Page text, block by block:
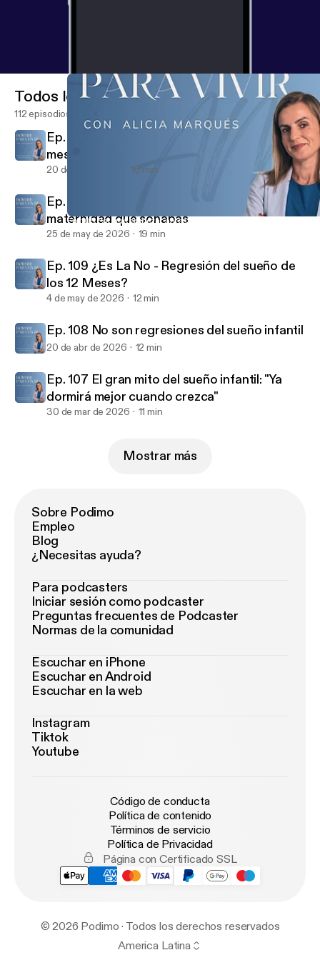
Ep. 105 Por qué empezar antes de los 6 meses te ahorra la
Dormir para Vivir
Todos los episodios
112 episodios
Ep. 111 El verano con un peque de 3, 4 o 5
meses de edad
20 de jul de 2026 16 min
Ep. 110 Cuando el maldormir roba la
maternidad que soñabas
25 de may de 2026 19 min
Ep. 109 ¿Es La No - Regresión del sueño de
los 12 Meses?
4 de may de 2026 12 min
Ep. 108 No son regresiones del sueño infantil
20 de abr de 2026 12 min
Ep. 107 El gran mito del sueño infantil: "Ya
dormirá mejor cuando crezca"
30 de mar de 2026 11 min
Mostrar más
Sobre Podimo
Empleo
Blog
¿Necesitas ayuda?
Para podcasters
Iniciar sesión como podcaster
Preguntas frecuentes de Podcaster
Normas de la comunidad
Escuchar en iPhone
Escuchar en Android
Escuchar en la web
Instagram
Tiktok
Youtube
Código de conducta
Política de contenido
Términos de servicio
Política de Privacidad
Página con Certificado SSL
© 2026 Podimo · Todos los derechos reservados
America Latina